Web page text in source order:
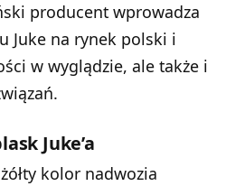
producent wprowadza
Juke na rynek polski i
w wyglądzie, ale także i
Juke’a
kolor nadwozia